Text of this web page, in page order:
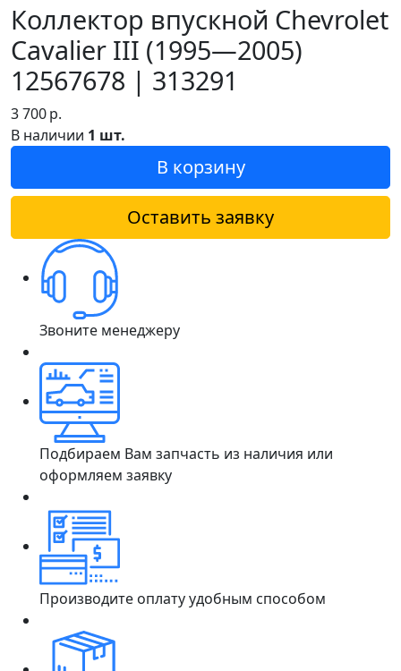
Коллектор впускной Chevrolet
Cavalier III (1995—2005)
12567678 | 313291
3 700р.
В наличии 1 шт.
В корзину
Оставить заявку
Звоните менеджеру
Подбираем Вам запчасть из наличия или
оформляем заявку
Производите оплату удобным способом